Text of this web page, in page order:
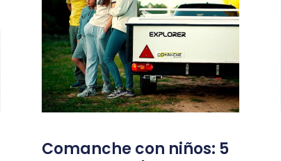
Comanche con niños: 5